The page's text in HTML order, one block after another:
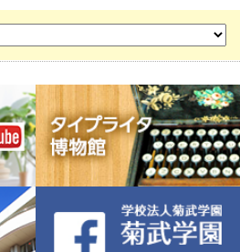
ー・ビューティ学院